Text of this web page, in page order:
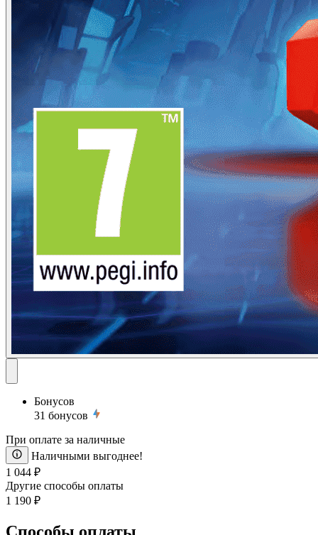
Бонусов
31 бонусов
При оплате за наличные
Наличными выгоднее!
1 044 ₽
Другие способы оплаты
1 190 ₽
Способы оплаты